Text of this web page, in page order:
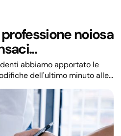
noiosa
abbiamo apportato le
dell'ultimo minuto alle
a cambiamenti tettonici
la vita quotidiana dei